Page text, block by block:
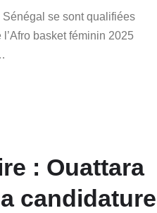
se sont qualifiées
basket féminin 2025
: Ouattara
candidature